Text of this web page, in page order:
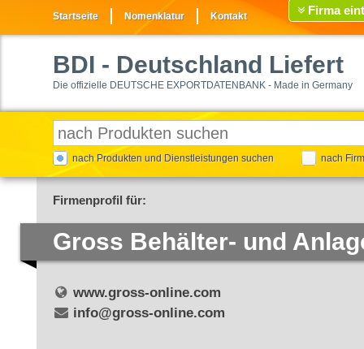
Startseite Nomenklatur Kontakt Firma
BDI - Deutschland Liefert
Die offizielle DEUTSCHE EXPORTDATENBANK - Made in Germany
nach Produkten und Dienstleistungen suchen nach
Firmenprofil für:
Gross Behälter- und
www.gross-online.com
info@gross-online.com